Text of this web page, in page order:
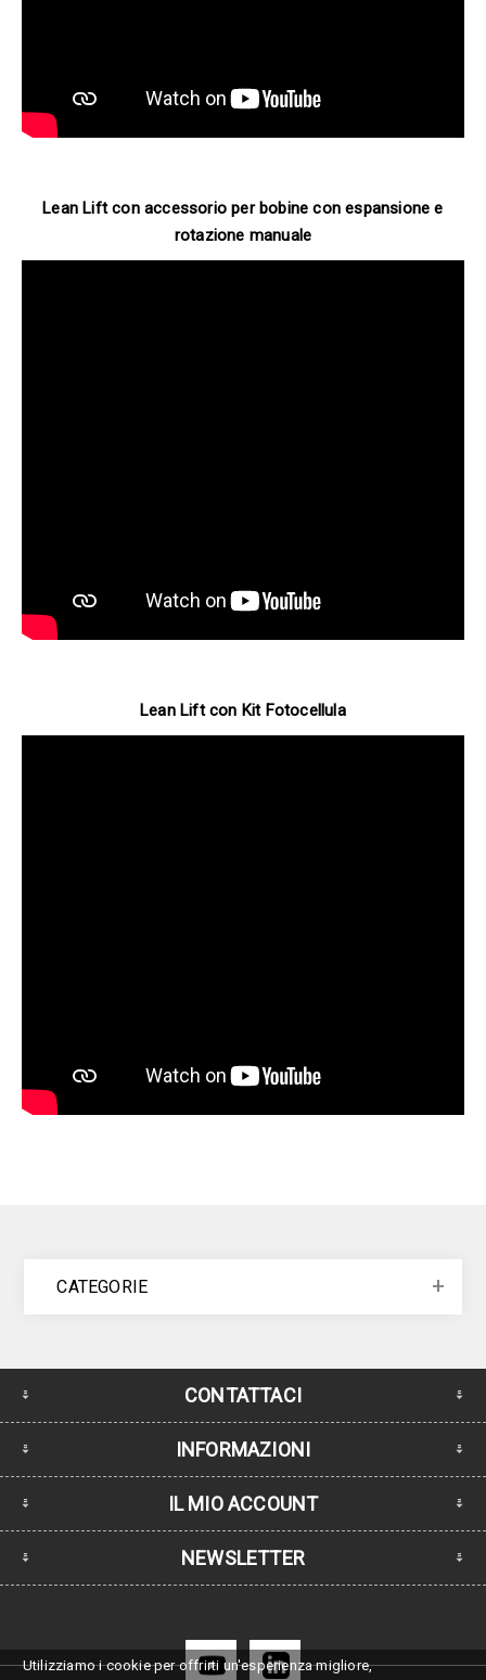
Lean Lift con accessorio per bobine con espansione e
rotazione manuale
Lean Lift con Kit Fotocellula
CATEGORIE
CONTATTACI
INFORMAZIONI
IL MIO ACCOUNT
NEWSLETTER
Utilizziamo i cookie per offrirti un'esperienza migliore,